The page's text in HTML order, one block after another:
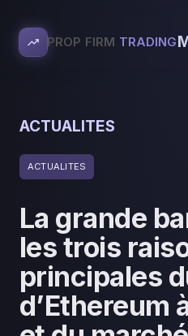
PROP FIRM TRADING
ACTUALITES
ACTUALITES
La grande
les trois
principales
d’Ethereum